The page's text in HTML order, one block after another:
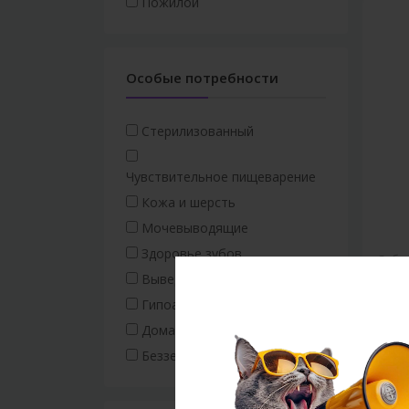
Особые потребности
Стерилизованный
Чувствительное пищеварение
Кожа и шерсть
Мочевыводящие
Здоровье зубов
Выведение шерсти
Гипоаллергенный
Домашний
Беззерновой